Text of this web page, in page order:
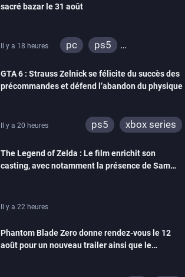
switch 2
sacré bazar le 31 août
Il y a 18 heures pc
ps5
GTA 6 : Strauss Zelnick se félicite du succès des
précommandes et défend l’abandon du physique
Il y a 20 heures ps5 xbox series
The Legend of Zelda : Le film enrichit son
casting, avec notamment la présence de Sam
Il y a 22 heures
Phantom Blade Zero donne rendez-vous le 12
août pour un nouveau trailer ainsi que le